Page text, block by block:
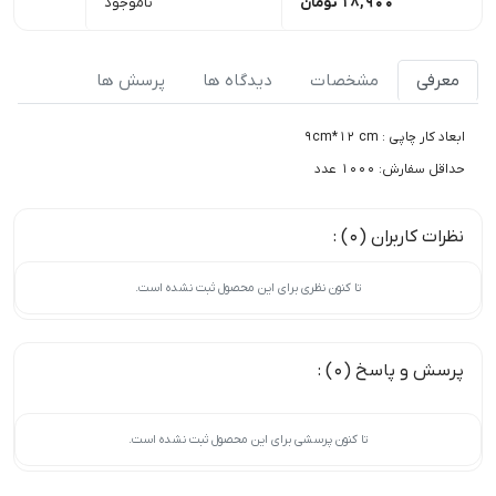
معرفی مشخصات دیدگاه ها پرسش ها
ابعاد کار چاپی : 9cm*12 cm
حداقل سفارش: 1000 عدد
نظرات کاربران (0) :
تا کنون نظری برای این محصول ثبت نشده است.
پرسش و پاسخ (0) :
تا کنون پرسشی برای این محصول ثبت نشده است.